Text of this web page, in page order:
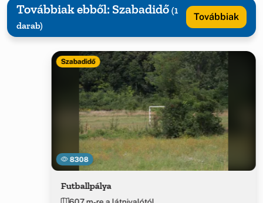
Továbbiak ebből: Szabadidő (1
darab)
Továbbiak
8308
Szabadidő
Futballpálya